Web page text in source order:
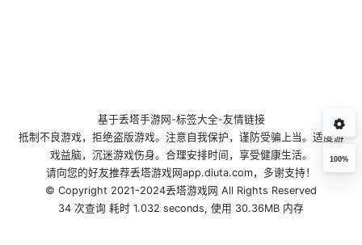
100%
基于丢塔手游网 -标签大全-友情链接
抵制不良游戏，拒绝盗版游戏。注意自我保护，谨防受骗上当。适度游
戏益脑，沉迷游戏伤身。合理安排时间，享受健康生活。
请向您的好友推荐丢塔游戏网app.diuta.com，多谢支持！
© Copyright 2021-2024丢塔游戏网 All Rights Reserved
34 次查询 耗时 1.032 seconds, 使用 30.36MB 内存